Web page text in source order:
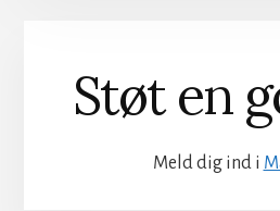
Støt en
Meld dig ind i